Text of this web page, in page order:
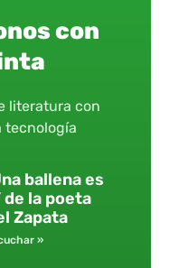
con
literatura con
tecnología
ballena es
de la poeta
Zapata
»